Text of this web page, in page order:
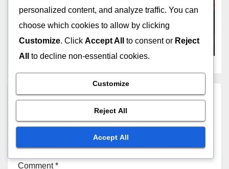
Destiny 2 Pelissä käytettävät
valuuttakoodit: Hopea-
palkinnot, Valuuttarajat,
Käyttörajoitukset
MAR 11, 2026 MARCUS ALARIC
Leave a Reply
Your email address will not be published. Required
Comment*
personalized content, and analyze traffic. You can
choose which cookies to allow by clicking
Customize. Click Accept All to consent or Reject
All
to decline non-essential cookies.
Customize
Reject All
Accept All